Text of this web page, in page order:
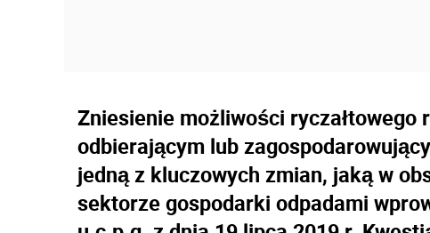
Zniesienie możliwości
odbierającym lub
jedną z kluczowych zmian, jaką w
sektorze gospodarki odpadami